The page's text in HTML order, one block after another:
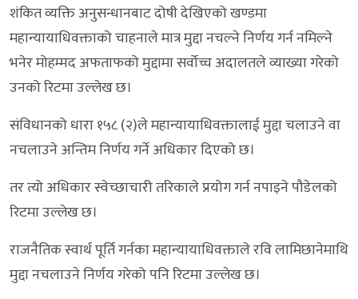
शंकित व्यक्ति अनुसन्धानबाट दोषी देखिएको खण्डमा
महान्यायाधिवक्ताको चाहनाले मात्र मुद्दा नचल्ने निर्णय गर्न नमिल्ने
भनेर मोहम्मद अफताफको मुद्दामा सर्वोच्च अदालतले व्याख्या गरेको
उनको रिटमा उल्लेख छ।
संविधानको धारा १५८ (२)ले महान्यायाधिवक्तालाई मुद्दा चलाउने वा
नचलाउने अन्तिम निर्णय गर्ने अधिकार दिएको छ।
तर त्यो अधिकार स्वेच्छाचारी तरिकाले प्रयोग गर्न नपाइने पौडेलको
रिटमा उल्लेख छ।
राजनैतिक स्वार्थ पूर्ति गर्नका महान्यायाधिवक्ताले रवि लामिछानेमाथि
मुद्दा नचलाउने निर्णय गरेको पनि रिटमा उल्लेख छ।